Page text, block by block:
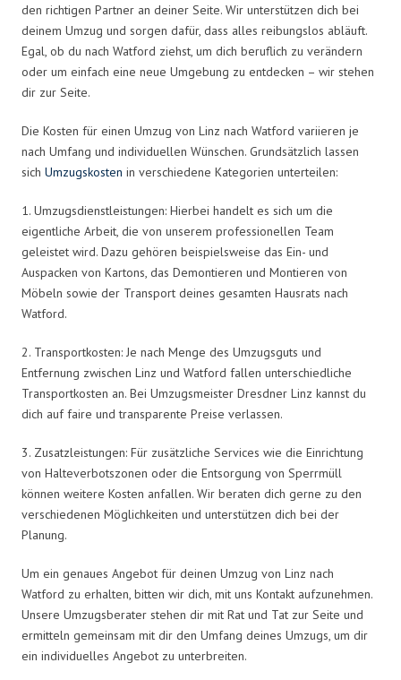
den richtigen Partner an deiner Seite. Wir unterstützen dich bei
deinem Umzug und sorgen dafür, dass alles reibungslos abläuft.
Egal, ob du nach Watford ziehst, um dich beruflich zu verändern
oder um einfach eine neue Umgebung zu entdecken – wir stehen
dir zur Seite.
Die Kosten für einen Umzug von Linz nach Watford variieren je
nach Umfang und individuellen Wünschen. Grundsätzlich lassen
sich Umzugskosten in verschiedene Kategorien unterteilen:
1. Umzugsdienstleistungen: Hierbei handelt es sich um die
eigentliche Arbeit, die von unserem professionellen Team
geleistet wird. Dazu gehören beispielsweise das Ein- und
Auspacken von Kartons, das Demontieren und Montieren von
Möbeln sowie der Transport deines gesamten Hausrats nach
Watford.
2. Transportkosten: Je nach Menge des Umzugsguts und
Entfernung zwischen Linz und Watford fallen unterschiedliche
Transportkosten an. Bei Umzugsmeister Dresdner Linz kannst du
dich auf faire und transparente Preise verlassen.
3. Zusatzleistungen: Für zusätzliche Services wie die Einrichtung
von Halteverbotszonen oder die Entsorgung von Sperrmüll
können weitere Kosten anfallen. Wir beraten dich gerne zu den
verschiedenen Möglichkeiten und unterstützen dich bei der
Planung.
Um ein genaues Angebot für deinen Umzug von Linz nach
Watford zu erhalten, bitten wir dich, mit uns Kontakt aufzunehmen.
Unsere Umzugsberater stehen dir mit Rat und Tat zur Seite und
ermitteln gemeinsam mit dir den Umfang deines Umzugs, um dir
ein individuelles Angebot zu unterbreiten.